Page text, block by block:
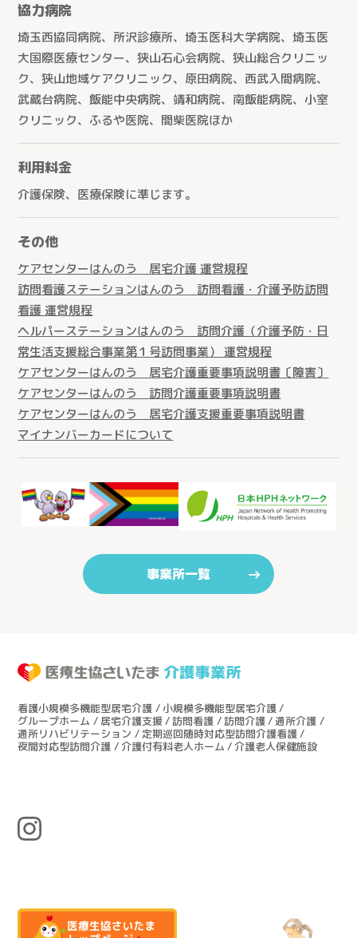
協力病院
埼玉西協同病院、所沢診療所、埼玉医科大学病院、埼玉医
大国際医療センター、狭山石心会病院、狭山総合クリニッ
ク、狭山地域ケアクリニック、原田病院、西武入間病院、
武蔵台病院、飯能中央病院、靖和病院、南飯能病院、小室
クリニック、ふるや医院、間柴医院ほか
利用料金
介護保険、医療保険に準じます。
その他
ケアセンターはんのう 居宅介護 運営規程
訪問看護ステーションはんのう 訪問看護・介護予防訪問
看護 運営規程
ヘルパーステーションはんのう 訪問介護（介護予防・日
常生活支援総合事業第１号訪問事業） 運営規程
ケアセンターはんのう 居宅介護重要事項説明書〔障害〕
ケアセンターはんのう 訪問介護重要事項説明書
ケアセンターはんのう 居宅介護支援重要事項説明書
マイナンバーカードについて
事業所一覧
看護小規模多機能型居宅介護
小規模多機能型居宅介護
グループホーム
居宅介護支援 訪問看護 訪問介護
通所介護
通所リハビリテーション
定期巡回随時対応型訪問介護看護
夜間対応型訪問介護
介護付有料老人ホーム 介護老人保健施設